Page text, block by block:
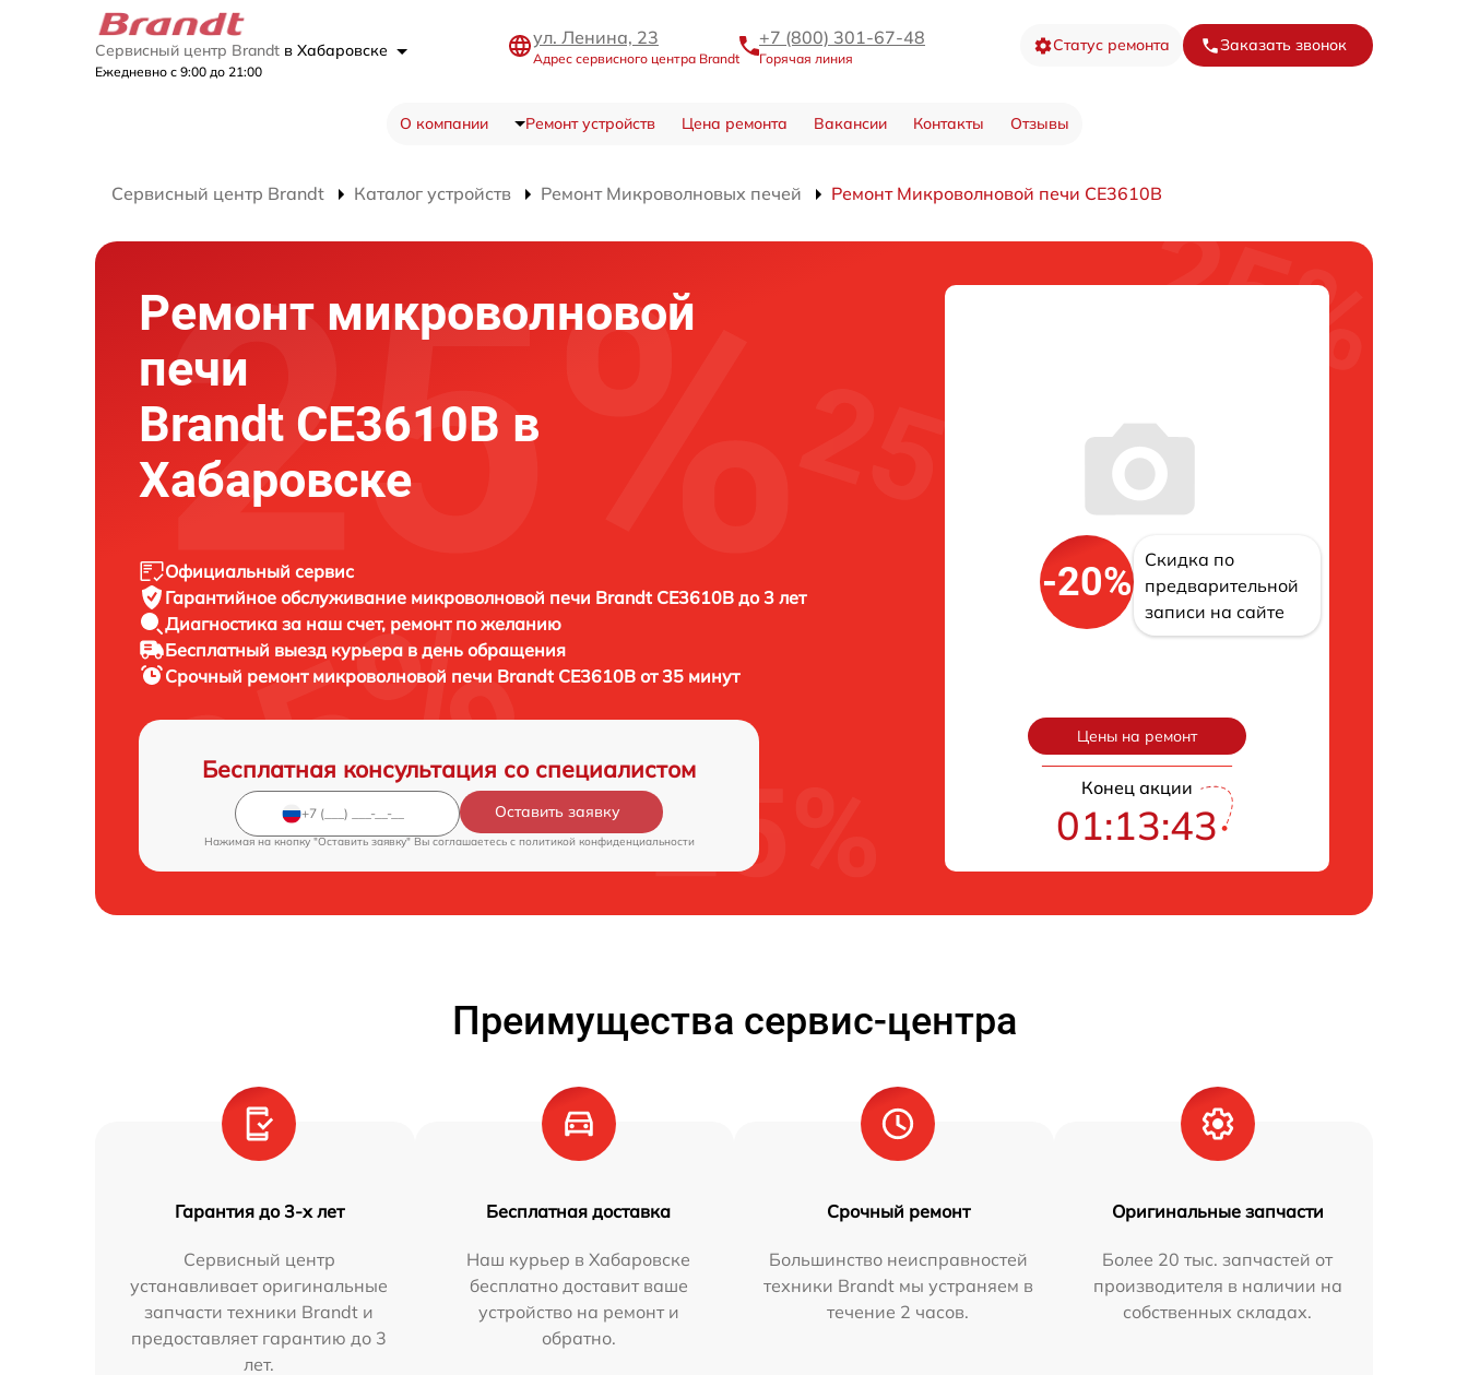
Сервисный центр Brandt в Хабаровске
Ежедневно с 9:00 до 21:00
ул. Ленина, 23
Адрес сервисного центра Brandt
+7 (800) 301-67-48
Горячая линия
Статус ремонта Заказать звонок
О компании Ремонт устройств Цена ремонта Вакансии Контакты Отзывы
Сервисный центр Brandt Каталог устройств Ремонт Микроволновых печей Ремонт Микроволновой печи CE3610B
Ремонт микроволновой
печи
Brandt CE3610B в
Хабаровске
Официальный сервис
Гарантийное обслуживание микроволновой печи Brandt CE3610B до 3 лет
Диагностика за наш счет, ремонт по желанию
Бесплатный выезд курьера в день обращения
Срочный ремонт микроволновой печи Brandt CE3610B от 35 минут
Бесплатная консультация со специалистом
Оставить заявку
Нажимая на кнопку "Оставить заявку" Вы соглашаетесь c политикой конфиденциальности
-20%
Скидка по
предварительной
записи на сайте
Цены на ремонт
Конец акции
01:13:42
Преимущества сервис-центра
Гарантия до 3-х лет
Сервисный центр
устанавливает оригинальные
запчасти техники Brandt и
предоставляет гарантию до 3
лет.
Бесплатная доставка
Наш курьер в Хабаровске
бесплатно доставит ваше
устройство на ремонт и
обратно.
Срочный ремонт
Большинство неисправностей
техники Brandt мы устраняем в
течение 2 часов.
Оригинальные запчасти
Более 20 тыс. запчастей от
производителя в наличии на
собственных складах.